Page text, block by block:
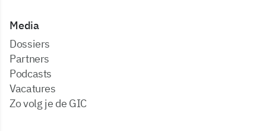
Media
dossiers
partners
podcasts
vacatures
zo volg je de GIC